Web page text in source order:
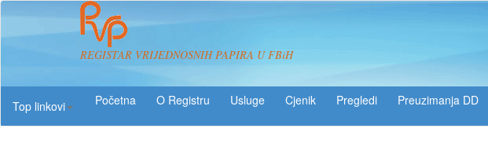
REGISTAR VRIJEDNOSNIH PAPIRA U FBiH
Top linkovi
O Registru Usluge Pregledi Preuzimanja DD